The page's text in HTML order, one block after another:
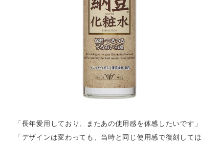
「長年愛用しており、またあの使用感を体感したいです」
「デザインは変わっても、当時と同じ使用感で復刻してほ